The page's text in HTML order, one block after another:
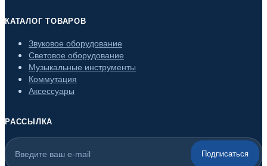
КАТАЛОГ ТОВАРОВ
Звуковое оборудование
Световое оборудование
Музыкальные инструменты
Коммутация
Аксессуары
РАССЫЛКА
Подписаться